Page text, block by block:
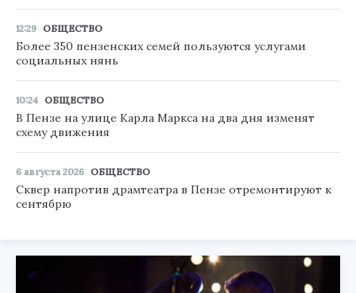
12:29 ОБЩЕСТВО
Более 350 пензенских семей пользуются услугами
социальных нянь
10:24 ОБЩЕСТВО
В Пензе на улице Карла Маркса на два дня изменят
схему движения
6 августа 2026 ОБЩЕСТВО
Сквер напротив драмтеатра в Пензе отремонтируют к
сентябрю